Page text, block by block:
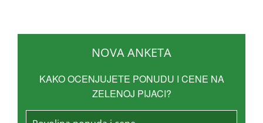
NOVA ANKETA
KAKO OCENJUJETE PONUDU I CENE NA
ZELENOJ PIJACI?